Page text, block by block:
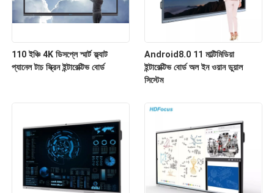
110 ইঞ্চি 4K ডিসপ্লে স্মার্ট ফ্ল্যাট
প্যানেল টাচ স্ক্রিন ইন্টারেক্টিভ বোর্ড
Android8.0 11 মাল্টিমিডিয়া
ইন্টারেক্টিভ বোর্ড অল ইন ওয়ান ডুয়াল
সিস্টেম